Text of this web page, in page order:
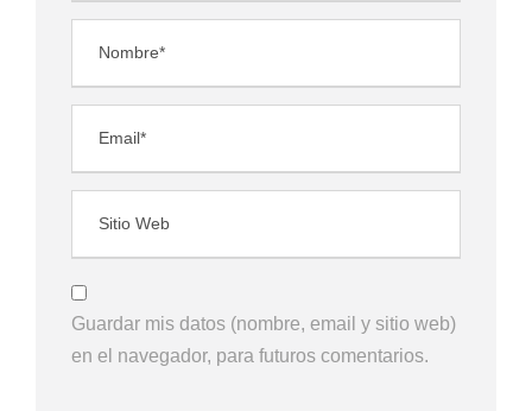
Guardar mis datos (nombre, email y sitio web)
en el navegador, para futuros comentarios.